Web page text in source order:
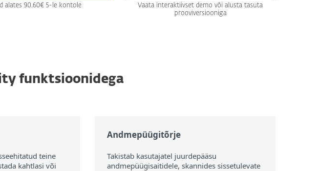
alates 90.60€ 5-le kontole
Vaata interaktiivset demo või alusta tasuta
prooviversiooniga
funktsioonidega
teine
kahtlasi või
Andmepüügitõrje
Takistab kasutajatel juurdepääsu
andmepüügisaitidele, skannides sissetulevate